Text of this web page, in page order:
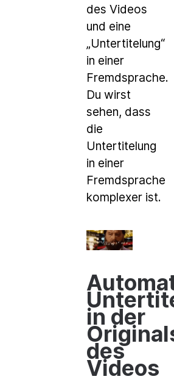
des Videos
und eine
„Untertitelung“
in einer
Fremdsprache.
Du wirst
sehen, dass
die
Untertitelung
in einer
Fremdsprache
komplexer ist.
in der
des
Videos